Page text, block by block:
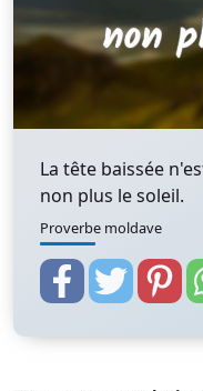
La tête baissée
non plus le soleil.
Proverbe moldave